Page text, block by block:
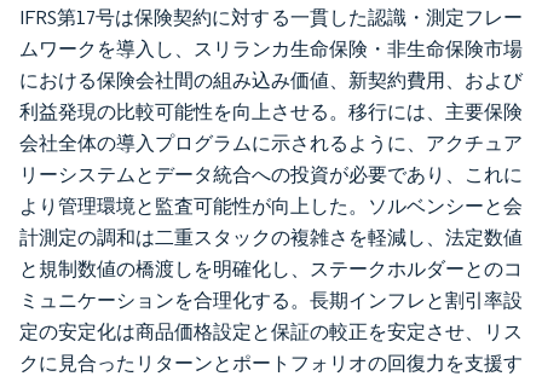
IFRS第17号は保険契約に対する一貫した認識・測定フレー
ムワークを導入し、スリランカ生命保険・非生命保険市場
における保険会社間の組み込み価値、新契約費用、および
利益発現の比較可能性を向上させる。移行には、主要保険
会社全体の導入プログラムに示されるように、アクチュア
リーシステムとデータ統合への投資が必要であり、これに
より管理環境と監査可能性が向上した。ソルベンシーと会
計測定の調和は二重スタックの複雑さを軽減し、法定数値
と規制数値の橋渡しを明確化し、ステークホルダーとのコ
ミュニケーションを合理化する。長期インフレと割引率設
定の安定化は商品価格設定と保証の較正を安定させ、リス
クに見合ったリターンとポートフォリオの回復力を支援す